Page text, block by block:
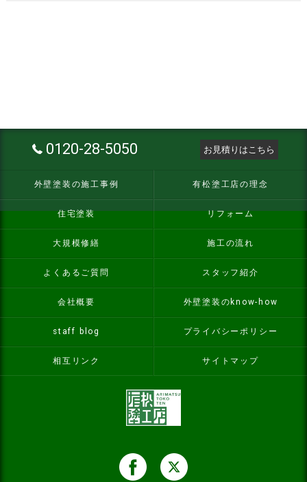
0120-28-5050 お見積りはこちら
外壁塗装の施工事例 有松塗工店の理念
住宅塗装 リフォーム
大規模修繕 施工の流れ
よくあるご質問 スタッフ紹介
会社概要 外壁塗装のknow-how
staff blog プライバシーポリシー
相互リンク サイトマップ